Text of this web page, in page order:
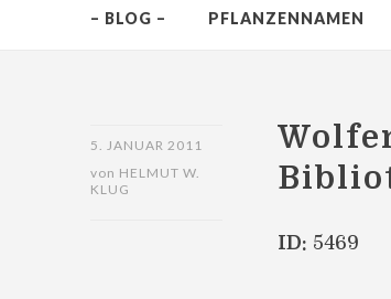
– BLOG – PFLANZENNAMEN
5. JANUAR 2011
von HELMUT W.
KLUG
ID: 5469